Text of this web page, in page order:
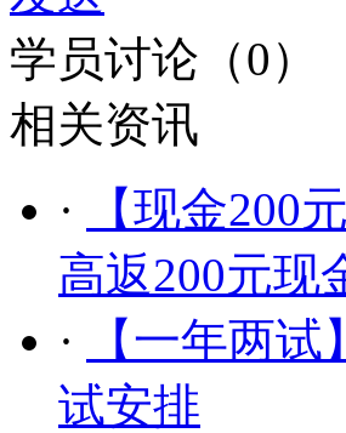
学员讨论（0）
相关资讯
·
【现金200
高返200元现
·
【一年两
试安排